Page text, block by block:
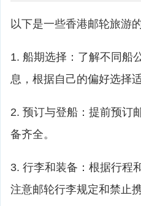
以下是一些香港邮轮旅游
1. 船期选择：了解不同船
息，根据自己的偏好选择
2. 预订与登船：提前预订
备齐全。
3. 行李和装备：根据行程
注意邮轮行李规定和禁止